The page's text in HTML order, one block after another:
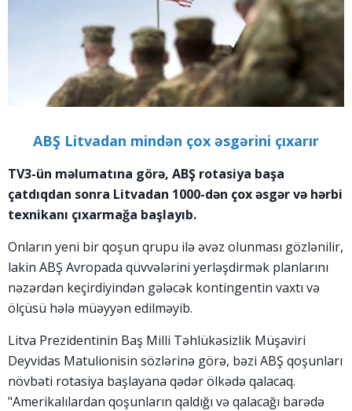
ABŞ Litvadan mindən çox əsgərini çıxarır
TV3-ün məlumatına görə, ABŞ rotasiya başa
çatdıqdan sonra Litvadan 1000-dən çox əsgər və hərbi
texnikanı çıxarmağa başlayıb.
Onların yeni bir qoşun qrupu ilə əvəz olunması gözlənilir,
lakin ABŞ Avropada qüvvələrini yerləşdirmək planlarını
nəzərdən keçirdiyindən gələcək kontingentin vaxtı və
ölçüsü hələ müəyyən edilməyib.
Litva Prezidentinin Baş Milli Təhlükəsizlik Müşaviri
Deyvidas Matulionisin sözlərinə görə, bəzi ABŞ qoşunları
növbəti rotasiya başlayana qədər ölkədə qalacaq.
"Amerikalılardan qoşunların qaldığı və qalacağı barədə